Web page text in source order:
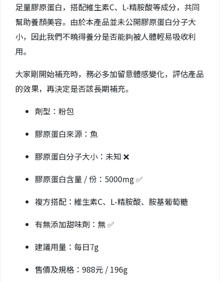
足量膠原蛋白，搭配維生素C、L-精胺酸等成分，共同
幫助養顏美容。由於本產品並未公開膠原蛋白分子大
小，因此我們不曉得養分是否能夠被人體輕易吸收利
用。
大家剛開始補充時，務必多加留意體感變化，評估產品
的效果，再決定是否該長期補充。
劑型：粉包
膠原蛋白來源：魚
膠原蛋白分子大小：未知 ❌
膠原蛋白含量 / 份：5000mg ✅
複方搭配：維生素C、L-精胺酸、胺基葡萄糖
有無添加甜味劑：無 ✅
建議用量：每日7g
售價及規格：988元 / 196g